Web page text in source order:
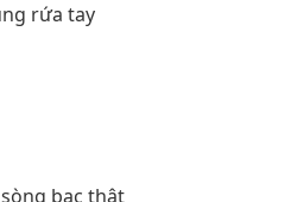
rứa tay
bạc thật